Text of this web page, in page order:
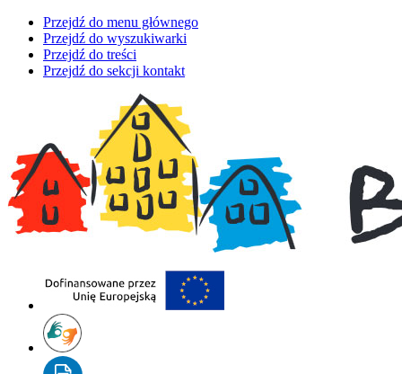
Przejdź do menu głównego
Przejdź do wyszukiwarki
Przejdź do treści
Przejdź do sekcji kontakt